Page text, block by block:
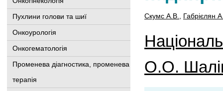
Пухлини голови та шиї
Онкоурологія
Онкогематологія
Променева діагностика, променева
терапія
Скумс А.В. Габрієлян
О.О.